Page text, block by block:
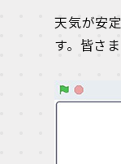
天気が安
す。皆さ